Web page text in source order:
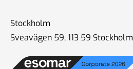
Stockholm
Sveavägen 59, 113 59 Stockholm